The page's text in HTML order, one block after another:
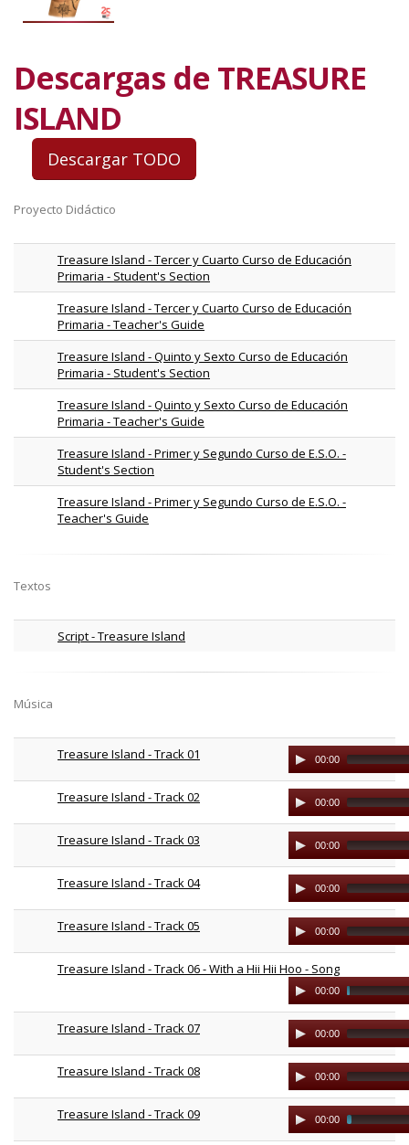
Descargas de TREASURE
ISLAND
Proyecto Didáctico
Treasure Island - Tercer y Cuarto Curso de Educación
Primaria - Student's Section
Treasure Island - Tercer y Cuarto Curso de Educación
Primaria - Teacher's Guide
Treasure Island - Quinto y Sexto Curso de Educación
Primaria - Student's Section
Treasure Island - Quinto y Sexto Curso de Educación
Primaria - Teacher's Guide
Treasure Island - Primer y Segundo Curso de E.S.O. -
Student's Section
Treasure Island - Primer y Segundo Curso de E.S.O. -
Teacher's Guide
Textos
Script - Treasure Island
Música
Treasure Island - Track 01
Audio
Player
00:00
Treasure Island - Track 02
Audio
Player
00:00
Treasure Island - Track 03
Audio
Player
00:00
Treasure Island - Track 04
Audio
Player
00:00
Treasure Island - Track 05
Audio
Player
00:00
Treasure Island - Track 06 - With a Hii Hii Hoo - Song
Audio
Player
00:00
Treasure Island - Track 07
Audio
Player
00:00
Treasure Island - Track 08
Audio
Player
00:00
Treasure Island - Track 09
Audio
Player
00:00